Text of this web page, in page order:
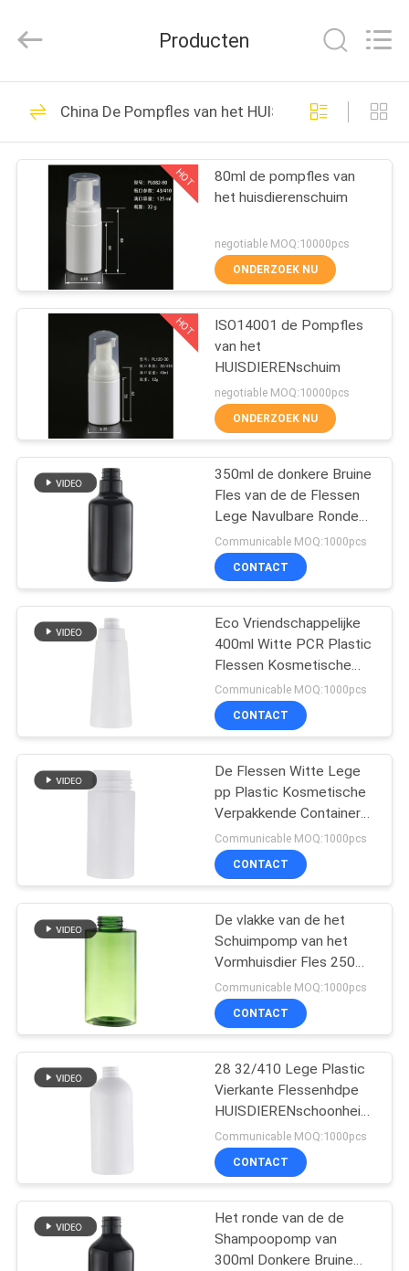
HUIS
PRODUCTEN
ONGEVEER
FABRIEKSREIS
KWALITEITSCONTROLE
CONTACTEER
ONS
NIEUWS
GEVALLEN
SITEMAP
PRIVACY
Reserved.
Plastic lotionpomp
80
De Pomp van de
lotionautomaat
93
kosmetische
lotionpomp
37
Het Schuimpomp
van het
handdesinfecterende
41
Vloeibare
Zeepautomaat
31
De lange Pomp van
de Pijpnevel
13
Producten
China De Pompfles van het HUISDIERENschuim
HOT
80ml de pompfles van
het huisdierenschuim
negotiable MOQ:10000pcs
ONDERZOEK NU
HOT
ISO14001 de Pompfles
van het
HUISDIERENschuim
negotiable MOQ:10000pcs
ONDERZOEK NU
350ml de donkere Bruine
Fles van de de Flessen
Lege Navulbare Ronde
Shampoo van de
Lotionpomp
Communicable MOQ:1000pcs
CONTACT
Eco Vriendschappelijke
400ml Witte PCR Plastic
Flessen Kosmetische
Verpakking
Communicable MOQ:1000pcs
CONTACT
De Flessen Witte Lege
pp Plastic Kosmetische
Verpakkende Container
Zonder lucht van de
essentie300ml Pomp
Communicable MOQ:1000pcs
CONTACT
De vlakke van de het
Schuimpomp van het
Vormhuisdier Fles 250ml
voor de Producten van
de de Huidzorg van het
Handdesinfecterende
Communicable MOQ:1000pcs
CONTACT
28 32/410 Lege Plastic
Vierkante Flessenhdpe
150ml 300ml
Communicable MOQ:1000pcs
CONTACT
Het ronde van de de
Shampoopomp van
300ml Donkere Bruine